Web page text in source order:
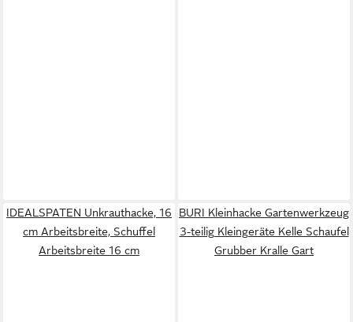
IDEALSPATEN Unkrauthacke, 16
cm Arbeitsbreite, Schuffel
Arbeitsbreite 16 cm
BURI Kleinhacke Gartenwerkzeug
3-teilig Kleingeräte Kelle Schaufel
Grubber Kralle Gart